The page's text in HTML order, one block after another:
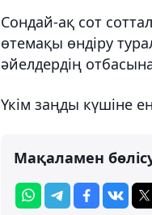
Сондай-ақ сот
өтемақы өндіру
әйелдердің
Үкім заңды күшіне
Мақаламен